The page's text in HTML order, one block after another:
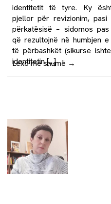
identitetit të tyre. Ky
pjellor për revizionim, pasi
përkatësisë – sidomos pas
që rezultojnë në humbjen
të përbashkët (sikurse
identitetin […]
Lexo më shumë →